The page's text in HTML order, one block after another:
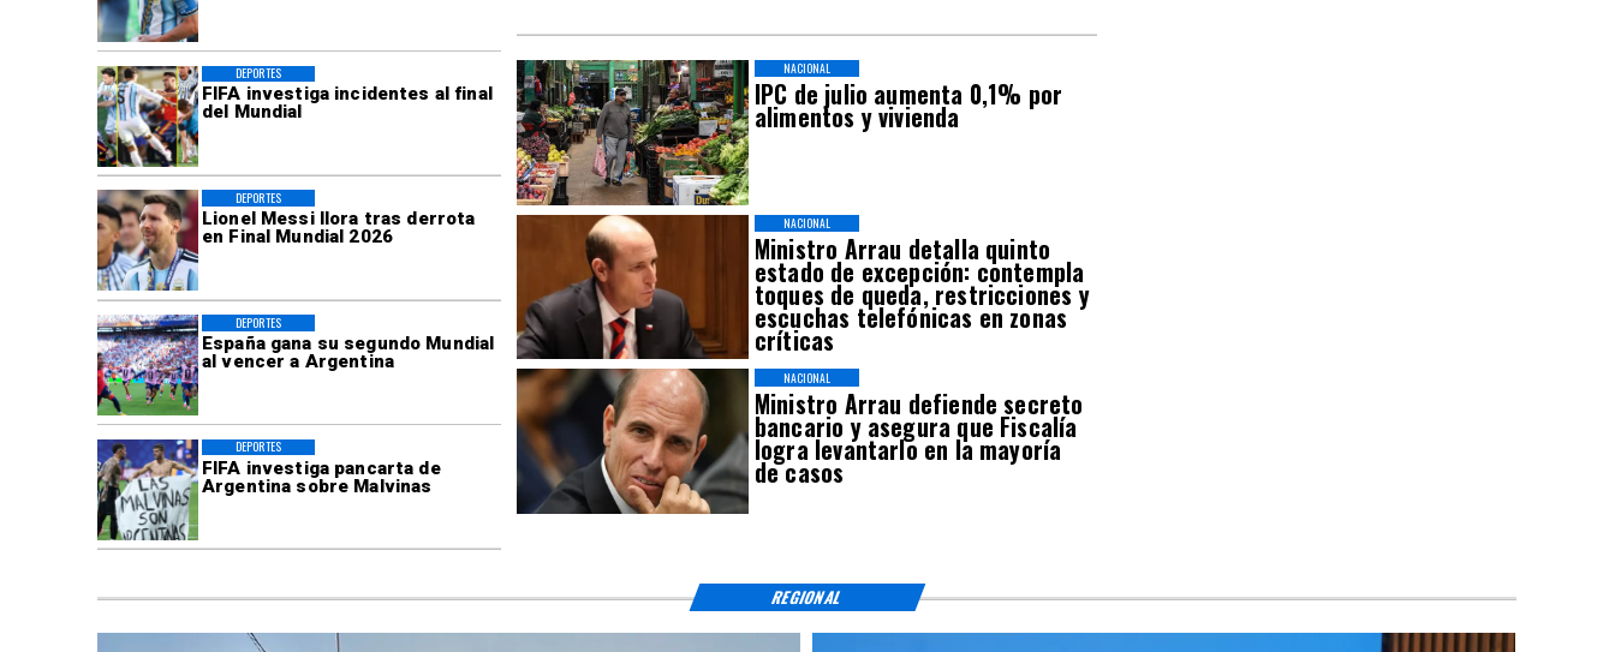
FIFA investiga incidentes al final
del Mundial
DEPORTES
Lionel Messi llora tras derrota
en Final Mundial 2026
DEPORTES
España gana su segundo Mundial
al vencer a Argentina
DEPORTES
FIFA investiga pancarta de
Argentina sobre Malvinas
DEPORTES
IPC de julio aumenta 0,1% por
alimentos y vivienda
NACIONAL
Ministro Arrau detalla quinto
estado de excepción: contempla
toques de queda, restricciones y
escuchas telefónicas en zonas
críticas
NACIONAL
Ministro Arrau defiende secreto
bancario y asegura que Fiscalía
logra levantarlo en la mayoría
de casos
NACIONAL
REGIONAL